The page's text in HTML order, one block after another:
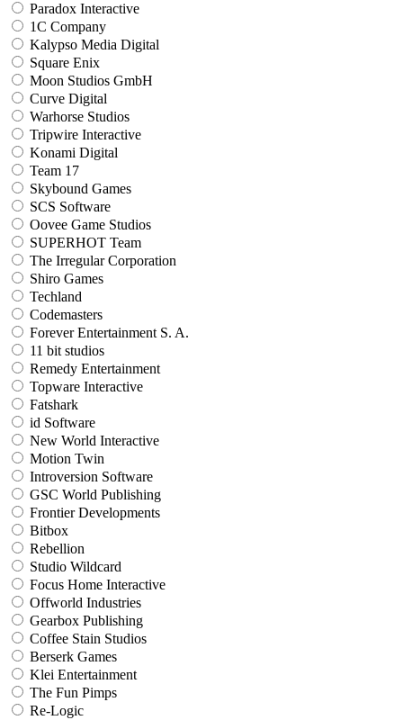
Paradox Interactive
1C Company
Kalypso Media Digital
Square Enix
Moon Studios GmbH
Curve Digital
Warhorse Studios
Tripwire Interactive
Konami Digital
Team 17
Skybound Games
SCS Software
Oovee Game Studios
SUPERHOT Team
The Irregular Corporation
Shiro Games
Techland
Codemasters
Forever Entertainment S. A.
11 bit studios
Remedy Entertainment
Topware Interactive
Fatshark
id Software
New World Interactive
Motion Twin
Introversion Software
GSC World Publishing
Frontier Developments
Bitbox
Rebellion
Studio Wildcard
Focus Home Interactive
Offworld Industries
Gearbox Publishing
Coffee Stain Studios
Berserk Games
Klei Entertainment
The Fun Pimps
Re-Logic